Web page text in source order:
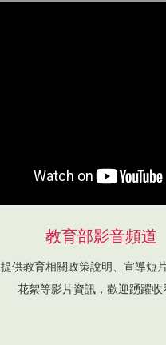
教育部影音頻道
提供教育相關政策說明、宣導短
花絮等影片資訊，歡迎踴躍收